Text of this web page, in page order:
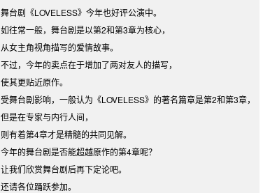
舞台剧《LOVELESS》今年也好评公演中。
如往常一般，舞台剧是以第2和第3章为核心，
从女主角视角描写的爱情故事。
不过，今年的卖点在于增加了两对友人的描写，
使其更贴近原作。
受舞台剧影响，一般认为《LOVELESS》的著名篇章是第2和第3章，
但是在专家与内行人间，
则有着第4章才是精髓的共同见解。
今年的舞台剧是否能超越原作的第4章呢？
让我们欣赏舞台剧后再下定论吧。
还请各位踊跃参加。